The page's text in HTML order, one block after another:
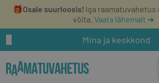
🎁Osale suurloosis! Iga raamatuvahetus
võita. Vaata lähemalt ➔
Mina ja keskkond